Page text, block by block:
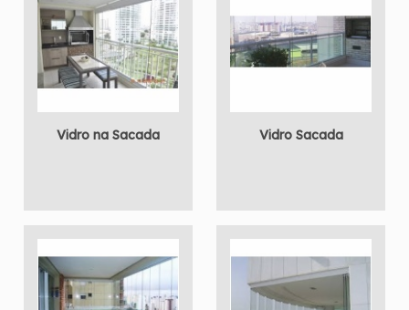
Vidro na Sacada Vidro Sacada